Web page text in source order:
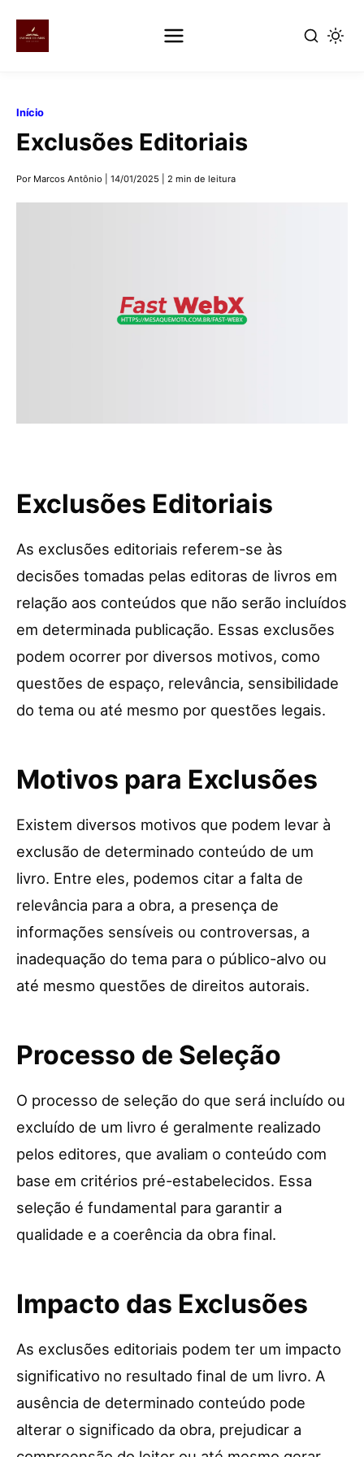
conteúdo
Início
Exclusões Editoriais
Por Marcos Antônio 14/01/2025 2 min de leitura
Exclusões Editoriais
As exclusões editoriais referem-se às
decisões tomadas pelas editoras de livros em
relação aos conteúdos que não serão incluídos
em determinada publicação. Essas exclusões
podem ocorrer por diversos motivos, como
questões de espaço, relevância, sensibilidade
do tema ou até mesmo por questões legais.
Motivos para Exclusões
Existem diversos motivos que podem levar à
exclusão de determinado conteúdo de um
livro. Entre eles, podemos citar a falta de
relevância para a obra, a presença de
informações sensíveis ou controversas, a
inadequação do tema para o público-alvo ou
até mesmo questões de direitos autorais.
Processo de Seleção
O processo de seleção do que será incluído ou
excluído de um livro é geralmente realizado
pelos editores, que avaliam o conteúdo com
base em critérios pré-estabelecidos. Essa
seleção é fundamental para garantir a
qualidade e a coerência da obra final.
Impacto das Exclusões
As exclusões editoriais podem ter um impacto
significativo no resultado final de um livro. A
ausência de determinado conteúdo pode
alterar o significado da obra, prejudicar a